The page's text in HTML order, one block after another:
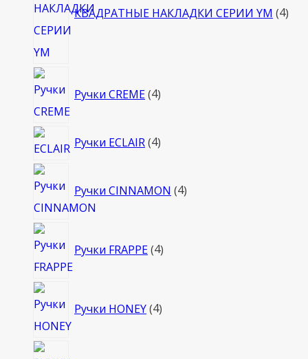
КВАДРАТНЫЕ НАКЛАДКИ СЕРИИ YM 4
Ручки CREME 4товара
Ручки ECLAIR 44
Ручки CINNAMON 4товара
Ручки FRAPPE 4товара
Ручки HONEY 4товара